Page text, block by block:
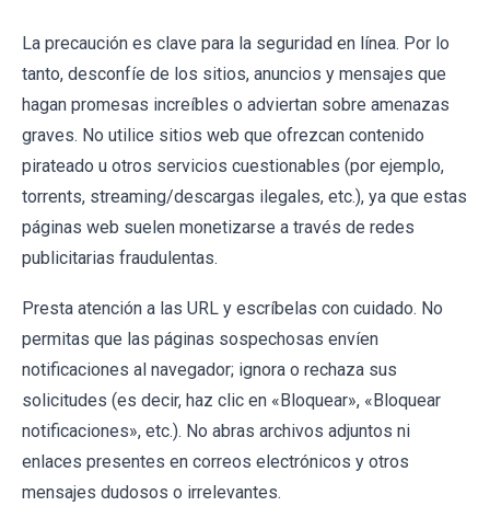
La precaución es clave para la seguridad en línea. Por lo
tanto, desconfíe de los sitios, anuncios y mensajes que
hagan promesas increíbles o adviertan sobre amenazas
graves. No utilice sitios web que ofrezcan contenido
pirateado u otros servicios cuestionables (por ejemplo,
torrents, streaming/descargas ilegales, etc.), ya que estas
páginas web suelen monetizarse a través de redes
publicitarias fraudulentas.
Presta atención a las URL y escríbelas con cuidado. No
permitas que las páginas sospechosas envíen
notificaciones al navegador; ignora o rechaza sus
solicitudes (es decir, haz clic en «Bloquear», «Bloquear
notificaciones», etc.). No abras archivos adjuntos ni
enlaces presentes en correos electrónicos y otros
mensajes dudosos o irrelevantes.